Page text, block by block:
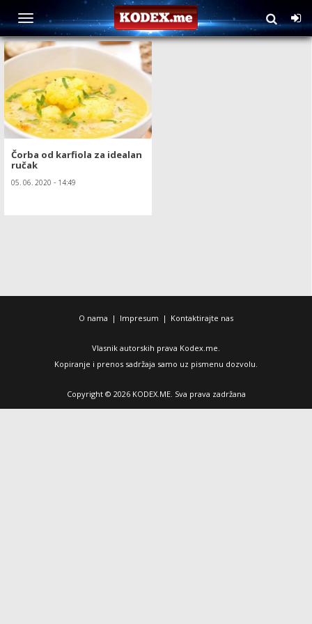
TAG: Čorba od karfiola
Čorba od karfiola za idealan
ručak
05. 06. 2020 - 14:49
O nama | Impresum | Kontaktirajte nas
Vlasnik autorskih prava Kodex.me.
Kopiranje i prenos sadržaja samo uz pismenu dozvolu.
Copyright © 2026 KODEX.ME. Sva prava zadržana